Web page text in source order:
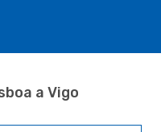
a Vigo